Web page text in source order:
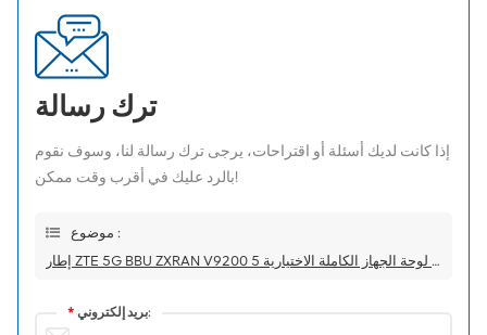
ترك رسالة
إذا كانت لديك أسئلة أو اقتراحات، يرجى ترك رسالة لنا، وسوف نقوم
بالرد عليك في أقرب وقت ممكن!
موضوع :
إطار ZTE 5G BBU ZXRAN V9200 مع لوحة الجهاز الكاملة الاختيارية 5G
* بريد إلكتروني: